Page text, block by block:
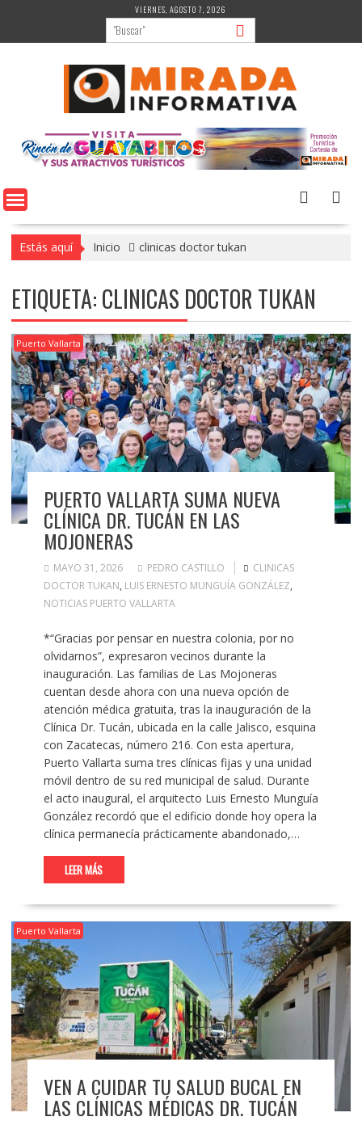
contenido
VIERNES, AGOSTO 7, 2026
Estás aquí Inicio clinicas doctor tukan
ETIQUETA:CLINICAS DOCTOR TUKAN
Puerto Vallarta
PUERTO VALLARTA SUMA NUEVA
CLÍNICA DR. TUCÁN EN LAS
MOJONERAS
MAYO 31, 2026 PEDRO CASTILLO
CLINICAS
DOCTOR TUKAN, LUIS ERNESTO MUNGUÍA GONZÁLEZ,
NOTICIAS PUERTO VALLARTA
*“Gracias por pensar en nuestra colonia, por no
olvidarnos”, expresaron vecinos durante la
inauguración. Las familias de Las Mojoneras
cuentan desde ahora con una nueva opción de
atención médica gratuita, tras la inauguración de la
Clínica Dr. Tucán, ubicada en la calle Jalisco, esquina
con Zacatecas, número 216. Con esta apertura,
Puerto Vallarta suma tres clínicas fijas y una unidad
móvil dentro de su red municipal de salud. Durante
el acto inaugural, el arquitecto Luis Ernesto Munguía
González recordó que el edificio donde hoy opera la
clínica permanecía prácticamente abandonado,…
LEER MÁS
Puerto Vallarta
VEN A CUIDAR TU SALUD BUCAL EN
LAS CLÍNICAS MÉDICAS DR. TUCÁN